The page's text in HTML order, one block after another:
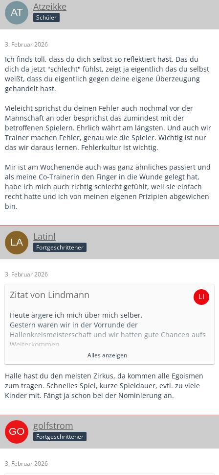
Atzeikke
Schüler
3. Februar 2026
Ich finds toll, dass du dich selbst so reflektiert hast. Das du
dich da jetzt "schlecht" fühlst, zeigt ja eigentlich das du selbst
weißt, dass du eigentlich gegen deine eigene Überzeugung
gehandelt hast.
Vieleicht sprichst du deinen Fehler auch nochmal vor der
Mannschaft an oder besprichst das zumindest mit der
betroffenen Spielern. Ehrlich währt am längsten. Und auch wir
Trainer machen Fehler, genau wie die Spieler. Wichtig ist nur
das wir daraus lernen. Fehlerkultur ist wichtig.
Mir ist am Wochenende auch was ganz ähnliches passiert und
als meine Co-Trainerin den Finger in die Wunde gelegt hat,
habe ich mich auch richtig schlecht gefühlt, weil sie einfach
recht hatte und ich von meinen eigenen Prizipien abgewichen
bin.
Latinl
Fortgeschrittener
3. Februar 2026
Zitat von Lindmann
Heute ärgere ich mich über mich selber.
Gestern waren wir in der Vorrunde der
Hallenkreismeisterschaft und wir hatten gute Chancen aufs
Weiterkommen.
Ich hatte 8 Kinder mitgenommen, also 3 Auswechselspieler.
Einige Spiele waren sehr knapp. Also lange unentschieden
und das Siegtor lag quasi schon in der Luft.
Und irgendwann hab ich mich dabei erwischt, dass ich
Spieler des Teams waren tatsächlich nur selten auf der
Bank. Und gegen die stärkeren Teams standen auch
meistens unsere stärktsten Spieler in der Startaufstellung.
Der Grund war klar...irgendwie wollte ich unsere
war.
Alles anzeigen
Halle hast du den meisten Zirkus, da kommen alle Egoismen
zum tragen. Schnelles Spiel, kurze Spieldauer, evtl. zu viele
Kinder mit. Fängt ja schon bei der Nominierung an.
golfstrom
Fortgeschrittener
3. Februar 2026